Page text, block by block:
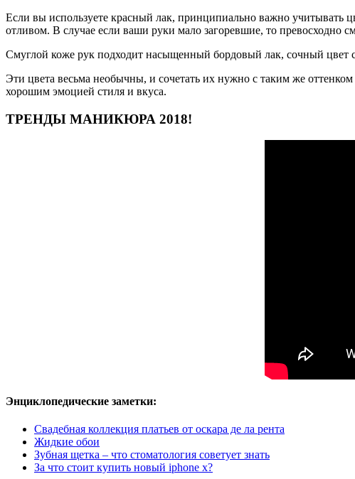
Если вы используете красный лак, принципиально важно учитывать
отливом. В случае если ваши руки мало загоревшие, то превосходно
Смуглой коже рук подходит насыщенный бордовый лак, сочный цвет
Эти цвета весьма необычны, и сочетать их нужно с таким же
хорошим эмоцией стиля и вкуса.
ТРЕНДЫ МАНИКЮРА 2018!
Энциклопедические заметки:
Свадебная коллекция платьев от оскара де ла рента
Жидкие обои
Зубная щетка – что стоматология советует знать
За что стоит купить новый iphone x?